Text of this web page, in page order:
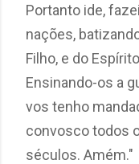
Portanto ide,
nações,
Filho, e do
Ensinando-os a
vos tenho
convosco todos
séculos. Amém."